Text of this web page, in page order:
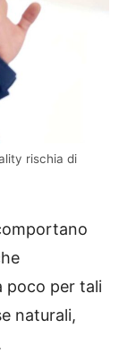
rischia di
poco per tali
naturali,